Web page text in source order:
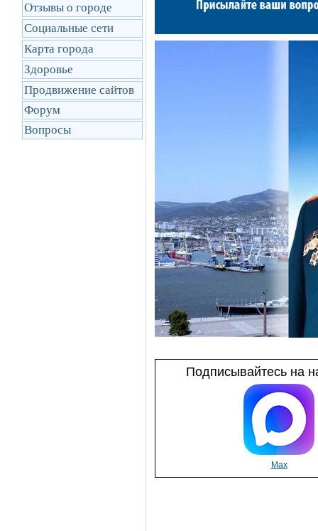
Отзывы о городе
Социальные сети
Карта города
Здоровье
Продвижение сайтов
Форум
Вопросы
Подписывайтесь на
Max